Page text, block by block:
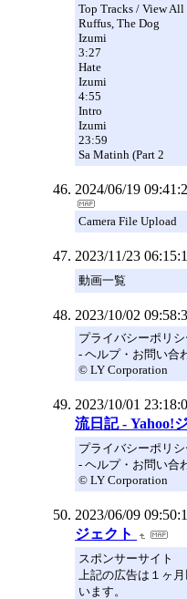
Top Tracks / View All
Ruffus, The Dog
Izumi
3:27
Hate
Izumi
4:55
Intro
Izumi
23:59
Sa Matinh (Part 2
2024/06/19
Camera File Upload
2023/11/23
動画一覧
2023/10/02
プライバシーポリ
- ヘルプ・お問い合
© LY Corporation
2023/10/01
流日記 - Yahoo!
プライバシーポリ
- ヘルプ・お問い合
© LY Corporation
2023/06/09
ジェクト
スポンサーサイト
上記の広告は１ヶ
います。